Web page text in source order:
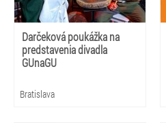
Darčeková poukážka na
predstavenia divadla
GUnaGU
Bratislava